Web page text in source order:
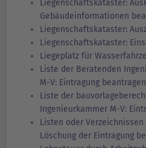
Liegenschaftskataster:
Gebäudeinformationen
Liegenschaftskataster:
Liegenschaftskataster:
Liegeplatz für
Liste der Beratenden
M-V: Eintragung beantragen
Liste der
Ingenieurkammer M-V:
Listen oder
Löschung der Eintragung